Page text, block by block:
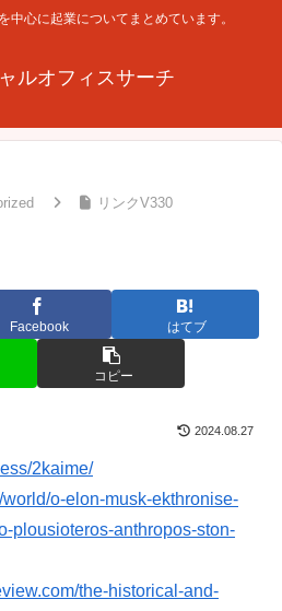
中心に起業についてまとめています。
ルオフィスサーチ
リンクV330
Facebook はてブ
コピー
2024.08.27
2kaime/
o-elon-musk-ekthronise-
plousioteros-anthropos-ston-
the-historical-and-